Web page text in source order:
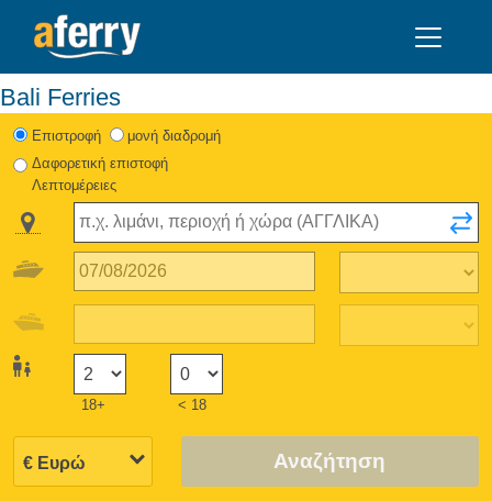
Bali Ferries
Eπιστροφή
μονή διαδρομή
Δαφορετική επιστοφή
Λεπτομέρειες
18+ < 18
Αναζήτηση